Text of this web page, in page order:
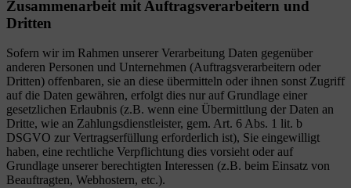
Zusammenarbeit mit Auftragsverarbeitern und
Dritten
Sofern wir im Rahmen unserer Verarbeitung Daten gegenüber
anderen Personen und Unternehmen (Auftragsverarbeitern oder
Dritten) offenbaren, sie an diese übermitteln oder ihnen sonst Zugriff
auf die Daten gewähren, erfolgt dies nur auf Grundlage einer
gesetzlichen Erlaubnis (z.B. wenn eine Übermittlung der Daten an
Dritte, wie an Zahlungsdienstleister, gem. Art. 6 Abs. 1 lit. b
DSGVO zur Vertragserfüllung erforderlich ist), Sie eingewilligt
haben, eine rechtliche Verpflichtung dies vorsieht oder auf
Grundlage unserer berechtigten Interessen (z.B. beim Einsatz von
Beauftragten, Webhostern, etc.).